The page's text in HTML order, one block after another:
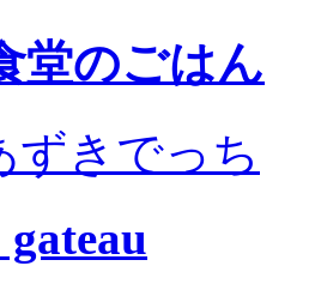
堂のごはん
ずきでっち